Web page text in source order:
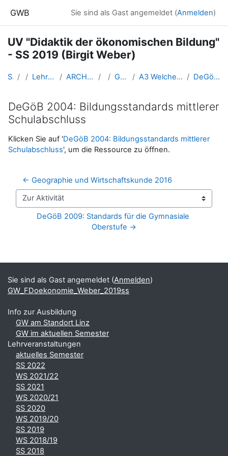
GWB Sie sind als Gast angemeldet (Anmelden)
UV "Didaktik der ökonomischen Bildung"
- SS 2019 (Birgit Weber)
Startseite Kurse Lehramtsausbildung GW im Cluster Österreich Mitte ARCHIV - Lehrveranstaltungen am Standort Linz - seit 2016 SS 2019
GW_FDoekonomie_Weber_2019ss A3 Welche Ziele soll ökonomische Bildung verfolgen und welche Kompetenzen fördern? DeGöB 2004: Bildungsstandards mittlerer Schulabschluss
DeGöB 2004: Bildungsstandards mittlerer
Schulabschluss
Abschlussbedingungen
Klicken Sie auf 'DeGöB 2004: Bildungsstandards mittlerer
Schulabschluss', um die Ressource zu öffnen.
← Geographie und Wirtschaftskunde 2016
Zur Aktivität
DeGöB 2009: Standards für die Gymnasiale
Oberstufe →
Ergänzungsblöcke
Sie sind als Gast angemeldet (Anmelden)
GW_FDoekonomie_Weber_2019ss
Info zur Ausbildung
GW am Standort Linz
GW im aktuellen Semester
Lehrveranstaltungen
aktuelles Semester
SS 2022
WS 2021/22
SS 2021
WS 2020/21
SS 2020
WS 2019/20
SS 2019
WS 2018/19
SS 2018